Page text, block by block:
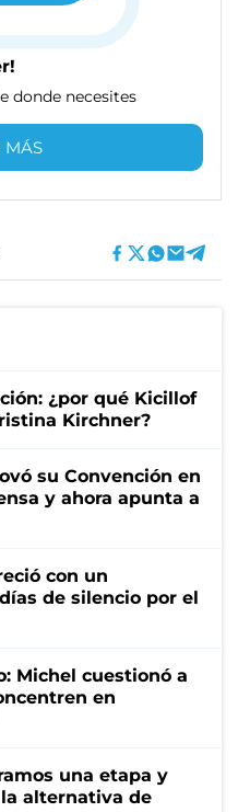
donde necesites
MÁS
¿por qué Kicillof
Kirchner?
su Convención en
y ahora apunta a
con un
de silencio por el
Michel cuestionó a
en
una etapa y
alternativa de